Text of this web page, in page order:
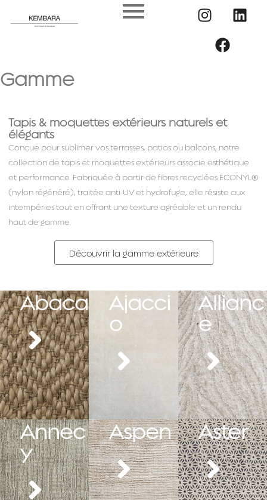
Gamme
Tapis & moquettes extérieurs naturels et
élégants
Conçue pour sublimer vos terrasses, patios ou balcons, notre
collection de tapis et moquettes extérieurs associe esthétique
et performance. Fabriquée à partir de fibres recyclées ECONYL®
(nylon régénéré), traitée anti-UV et hydrofuge, elle résiste aux
intempéries tout en offrant une texture agréable et un rendu
haut de gamme.
Découvrir la gamme extérieure
Abaca
Ajacci
o
Allianc
e
Annec
y
Aspen Aster